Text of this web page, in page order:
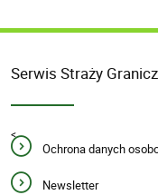
Serwis Straży
<
Ochrona danych
Newsletter